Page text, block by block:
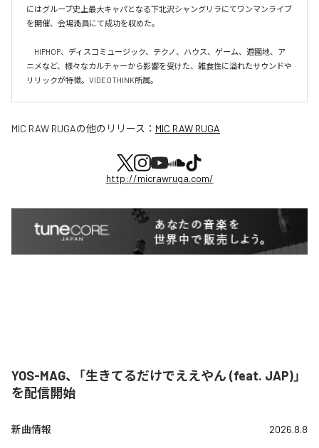
にはグループ史上最大キャパとなる下北沢シャングリラにてワンマンライブ
を開催、会場満員にて成功を収めた。
HIPHOP、ディスコミュージック、テクノ、ハウス、ゲーム、遊園地、ア
ニメなど、様々なカルチャーから影響を受けた、雑食性に溢れたサウンドや
リリックが特徴。VIDEOTHINK所属。
MIC RAW RUGAの他のリリース： MIC RAW RUGA
http://micrawruga.com/
YOS-MAG、「生きてるだけでええやん (feat. JAP)」
を配信開始
新曲情報 2026.8.8